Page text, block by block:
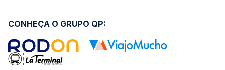
CONHEÇA O GRUPO QP: